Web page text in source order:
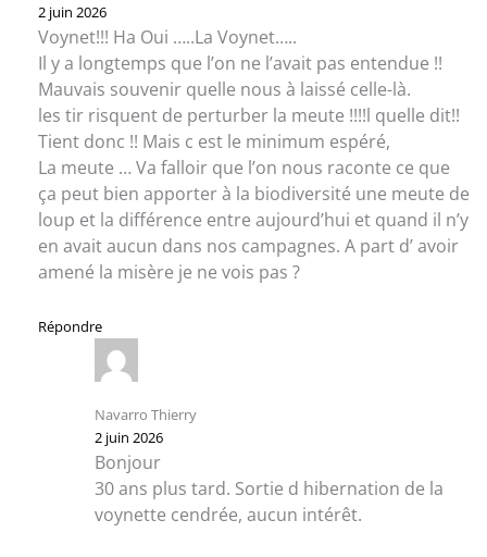
2 juin 2026
Voynet!!! Ha Oui …..La Voynet…..
Il y a longtemps que l’on ne l’avait pas entendue !!
Mauvais souvenir quelle nous à laissé celle-là.
les tir risquent de perturber la meute !!!!l quelle dit!!
Tient donc !! Mais c est le minimum espéré,
La meute … Va falloir que l’on nous raconte ce que
ça peut bien apporter à la biodiversité une meute de
loup et la différence entre aujourd’hui et quand il n’y
en avait aucun dans nos campagnes. A part d’ avoir
amené la misère je ne vois pas ?
Répondre
Navarro Thierry
2 juin 2026
Bonjour
30 ans plus tard. Sortie d hibernation de la
voynette cendrée, aucun intérêt.